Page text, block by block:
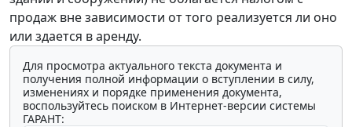
продаж вне зависимости от того реализуется ли оно
или здается в аренду.
Для просмотра актуального текста документа и
получения полной информации о вступлении в силу,
изменениях и порядке применения документа,
воспользуйтесь поиском в Интернет-версии системы
ГАРАНТ: